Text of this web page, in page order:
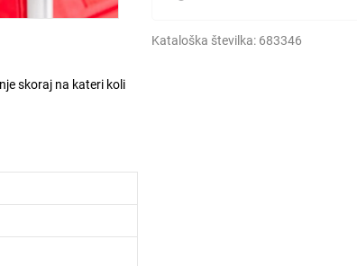
Kataloška številka: 683346
skoraj na kateri koli